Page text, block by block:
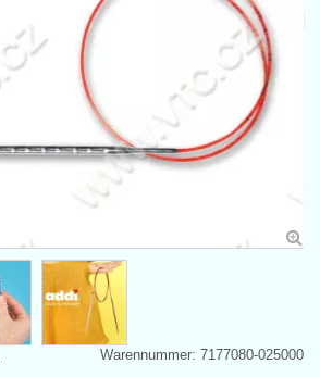
Warennummer: 7177080-025000